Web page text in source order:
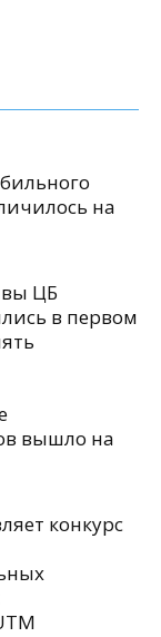
на
ЦБ
в первом
вышло на
конкурс